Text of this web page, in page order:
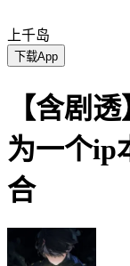
上千岛
下载App
【含剧
为一个ip
合